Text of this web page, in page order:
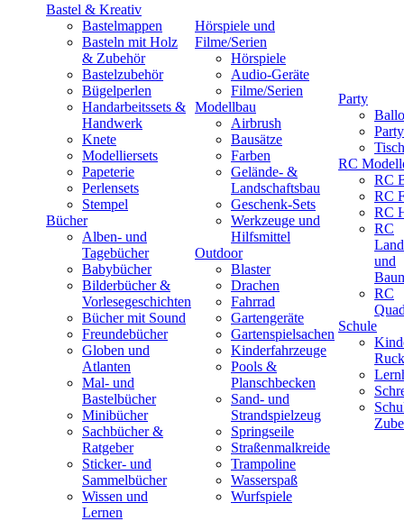
Bastel & Kreativ
Bastelmappen
Basteln mit Holz
& Zubehör
Bastelzubehör
Bügelperlen
Handarbeitssets &
Handwerk
Knete
Modelliersets
Papeterie
Perlensets
Stempel
Bücher
Alben- und
Tagebücher
Babybücher
Bilderbücher &
Vorlesegeschichten
Bücher mit Sound
Freundebücher
Globen und
Atlanten
Mal- und
Bastelbücher
Minibücher
Sachbücher &
Ratgeber
Sticker- und
Sammelbücher
Wissen und
Lernen
Hörspiele und
Filme/Serien
Hörspiele
Audio-Geräte
Filme/Serien
Modellbau
Airbrush
Bausätze
Farben
Gelände- &
Landschaftsbau
Geschenk-Sets
Werkzeuge und
Hilfsmittel
Outdoor
Blaster
Drachen
Fahrrad
Gartengeräte
Gartenspielsachen
Kinderfahrzeuge
Pools &
Planschbecken
Sand- und
Strandspielzeug
Springseile
Straßenmalkreide
Trampoline
Wasserspaß
Wurfspiele
Party
RC
RC
RC
RC
RC
und
RC
Schule